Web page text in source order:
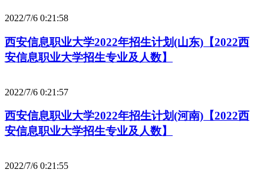
2022/7/6 0:21:58
西安信息职业大学2022年招生计划(山东)【2022西
安信息职业大学招生专业及人数】
2022/7/6 0:21:57
西安信息职业大学2022年招生计划(河南)【2022西
安信息职业大学招生专业及人数】
2022/7/6 0:21:55